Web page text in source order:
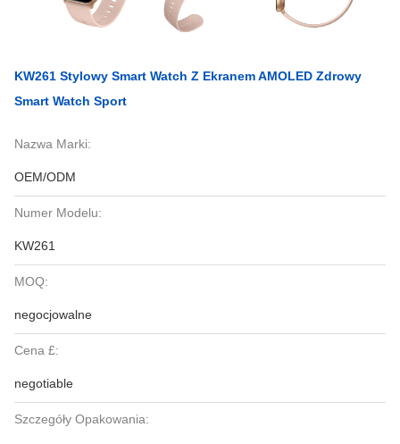
KW261 Stylowy Smart Watch Z Ekranem AMOLED Zdrowy
Smart Watch Sport
Nazwa Marki:
OEM/ODM
Numer Modelu:
KW261
MOQ:
negocjowalne
Cena £:
negotiable
Szczegóły Opakowania: